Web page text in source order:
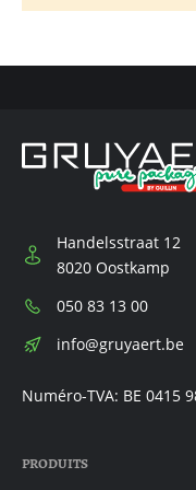
Handelsstraat 12
8020 Oostkamp
Téléphone:
050 83 13 00
E-
info@gruyaert.be
Numéro-TVA: BE 0415
PRODUITS